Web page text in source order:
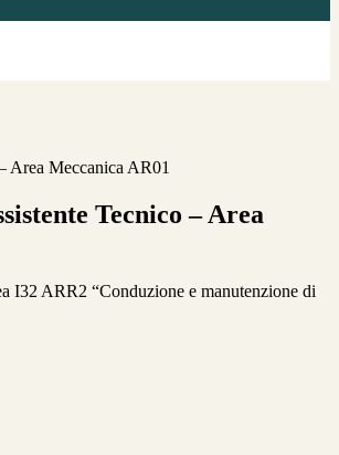
Area Meccanica AR01
Tecnico – Area
I32 ARR2 “Conduzione e manutenzione di